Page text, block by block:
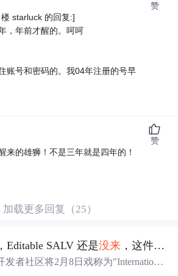
starluck 的回复:]
，年前才醒的。呵呵
账号和密码的。我04年注册的号早
赞
来的雄狮！不是三年就是四年的！
赞
加载更多回复（25）
Editable SALV 还是没来 ，这件事为什么一直让 ABAP 开发圈耿耿于怀
者社区将2月8日戏称为"International